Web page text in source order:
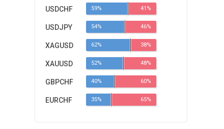
USDCHF 59% 41%
USDJPY 54% 46%
XAGUSD 62% 38%
XAUUSD 52% 48%
GBPCHF 40% 60%
EURCHF 35% 65%